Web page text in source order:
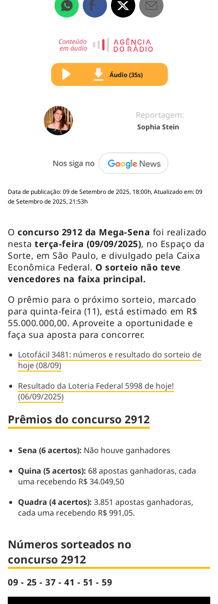
Áudio (35s)
Reportagem:
Sophia Stein
Data de publicação: 09 de Setembro de 2025, 18:00h, Atualizado em: 09
de Setembro de 2025, 21:53h
Oconcurso 2912 da Mega-Sena foi realizado
nestaterça-feira (09/09/2025), no Espaço da
Sorte, em São Paulo, e divulgado pela Caixa
Econômica Federal. O sorteio não teve
vencedores na faixa principal.
O prêmio para o próximo sorteio, marcado
para quinta-feira (11), está estimado em R$
55.000.000,00. Aproveite a oportunidade e
faça sua aposta para concorrer.
Lotofácil 3481: números e resultado do sorteio de
hoje (08/09)
Resultado da Loteria Federal 5998 de hoje!
(06/09/2025)
Prêmios do concurso 2912
Sena (6 acertos): Não houve ganhadores
Quina (5 acertos): 68 apostas ganhadoras, cada
uma recebendo R$ 34.049,50
Quadra (4 acertos): 3.851 apostas ganhadoras,
cada uma recebendo R$ 991,05.
Números sorteados no
concurso 2912
09 - 25 - 37 - 41 - 51 - 59